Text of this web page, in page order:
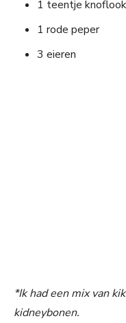
1 teentje knoflook
1 rode peper
3 eieren
*Ik had een mix van
kidneybonen.